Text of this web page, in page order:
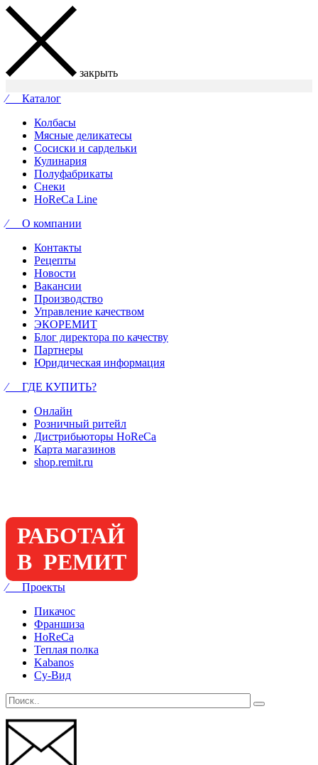
закрыть
⁄ Каталог
Колбасы
Мясные деликатесы
Сосиски и сардельки
Кулинария
Полуфабрикаты
Снеки
HoReCa Line
⁄ О компании
Контакты
Рецепты
Новости
Вакансии
Производство
Управление качеством
ЭКОРЕМИТ
Блог директора по качеству
Партнеры
Юридическая информация
⁄ ГДЕ КУПИТЬ?
Онлайн
Розничный ритейл
Дистрибьюторы HoReCa
Карта магазинов
shop.remit.ru
РАБОТАЙ
В РЕМИТ
⁄ Проекты
Пикачос
Франшиза
HoReCa
Теплая полка
Kabanos
Су-Вид